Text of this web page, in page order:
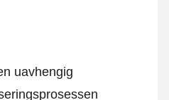
uavhengig